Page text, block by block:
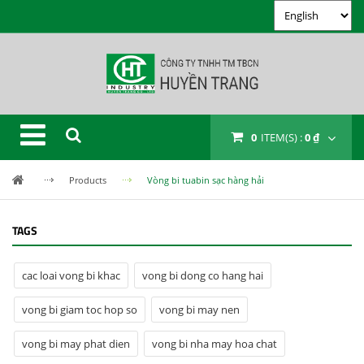
0 ITEM(S) :0 ₫
Products Vòng bi tuabin sạc hàng hải
TAGS
cac loai vong bi khac vong bi dong co hang hai
vong bi giam toc hop so vong bi may nen
vong bi may phat dien vong bi nha may hoa chat